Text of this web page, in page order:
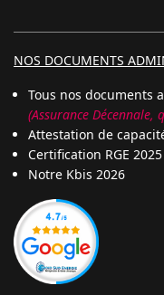
NOS DOCUMENTS
Tous nos documents
(Assurance Décennale,
Attestation de
Certification RGE 2025
Notre Kbis 2026